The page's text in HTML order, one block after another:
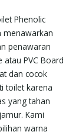
Phenolic
menawarkan
penawaran
PVC Board
dan cocok
toilet karena
yang tahan
Kami
warna